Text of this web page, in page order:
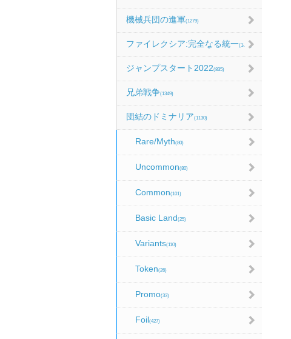
機械兵団の進軍(1279)
ファイレクシア:完全なる統一(1067)
ジャンプスタート2022(835)
兄弟戦争(1349)
団結のドミナリア(1130)
Rare/Myth(80)
Uncommon(80)
Common(101)
Basic Land(25)
Variants(110)
Token(26)
Promo(33)
Foil(427)